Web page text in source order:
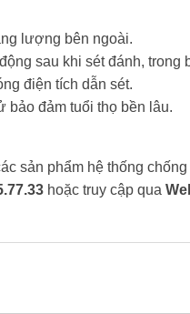
lượng bên ngoài.
sau khi sét đánh, trong
điện tích dẫn sét.
bảo đảm tuổi thọ bền lâu.
sản phẩm hệ thống
hoặc truy cập qua